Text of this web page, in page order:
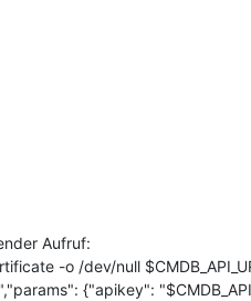
Aufruf:
-o /dev/null
{"apikey":